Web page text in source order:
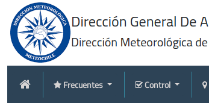
Frecuentes Control